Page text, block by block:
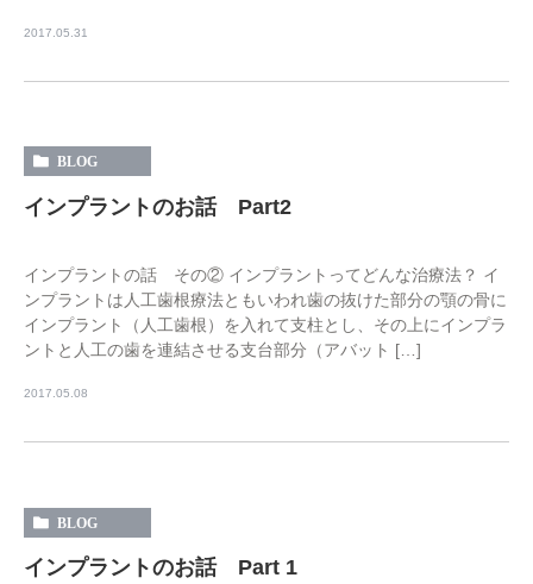
2017.05.31
BLOG
インプラントのお話 Part2
インプラントの話 その② インプラントってどんな治療法？ イ
ンプラントは人工歯根療法ともいわれ歯の抜けた部分の顎の骨に
インプラント（人工歯根）を入れて支柱とし、その上にインプラ
ントと人工の歯を連結させる支台部分（アバット […]
2017.05.08
BLOG
インプラントのお話 Part 1